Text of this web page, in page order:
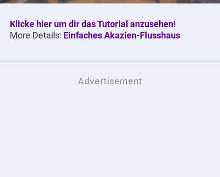
Klicke hier um dir das Tutorial anzusehen!
More Details: Einfaches Akazien-Flusshaus